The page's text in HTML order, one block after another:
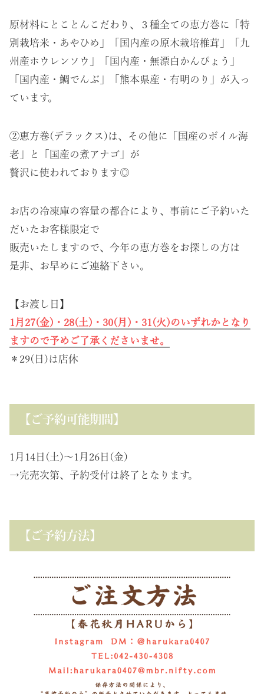
原材料にとことんこだわり、３種全ての恵方巻に「特
別栽培米・あやひめ」「国内産の原木栽培椎茸」「九
州産ホウレンソウ」「国内産・無漂白かんぴょう」
「国内産・鯛でんぶ」「熊本県産・有明のり」が入っ
ています。
②恵方巻(デラックス)は、その他に「国産のボイル海
老」と「国産の煮アナゴ」が
贅沢に使われております◎
お店の冷凍庫の容量の都合により、事前にご予約いた
だいたお客様限定で
販売いたしますので、今年の恵方巻をお探しの方は
是非、お早めにご連絡下さい。
【お渡し日】
1月27(金)・28(土)・30(月)・31(火)のいずれかとなり
ますので予めご了承くださいませ。
＊29(日)は店休
【ご予約可能期間】
1月14日(土)～1月26日(金)
→完売次第、予約受付は終了となります。
【ご予約方法】